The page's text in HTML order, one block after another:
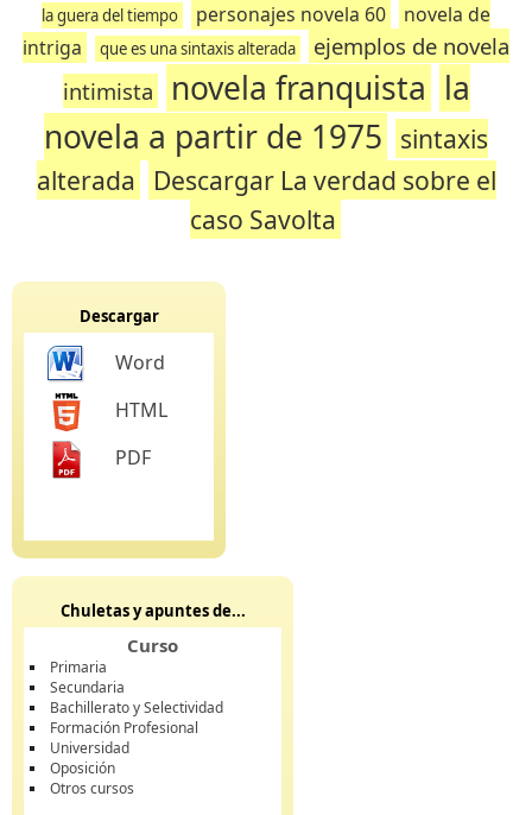
la guera del tiempo
personajes novela 60
novela de
intriga
que es una sintaxis alterada
ejemplos de novela
intimista
novela franquista la
novela a partir de 1975 sintaxis
alterada
Descargar La verdad sobre el
caso Savolta
Descargar
Word
HTML
PDF
Chuletas y apuntes de...
Curso
Primaria
Secundaria
Bachillerato y Selectividad
Formación Profesional
Universidad
Oposición
Otros cursos